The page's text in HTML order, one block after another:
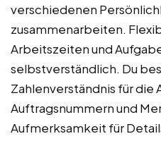
verschiedenen
zusammenarbeiten.
Arbeitszeiten und
selbstverständlich. Du
Zahlenverständnis für die
Auftragsnummern und
Aufmerksamkeit für